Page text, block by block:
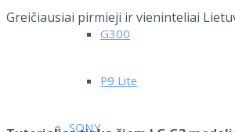
G300
P9 Lite
Greičiausiai pirmieji ir vieninteliai